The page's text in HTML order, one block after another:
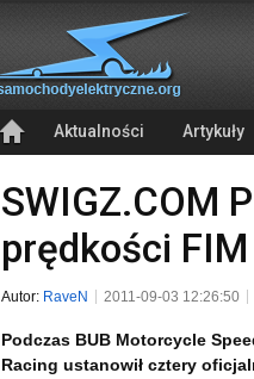
Aktualności Artykuły
SWIGZ.COM
prędkości
Autor: RaveN 2011-09-03 12:26:50
Podczas BUB Motorcycle
Racing ustanowił cztery